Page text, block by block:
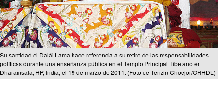
Su santidad el Dalái Lama hace referencia a su retiro de las responsabilidades
políticas durante una enseñanza pública en el Templo Principal Tibetano en
Dharamsala, HP, India, el 19 de marzo de 2011. (Foto de Tenzin Choejor/OHHDL)